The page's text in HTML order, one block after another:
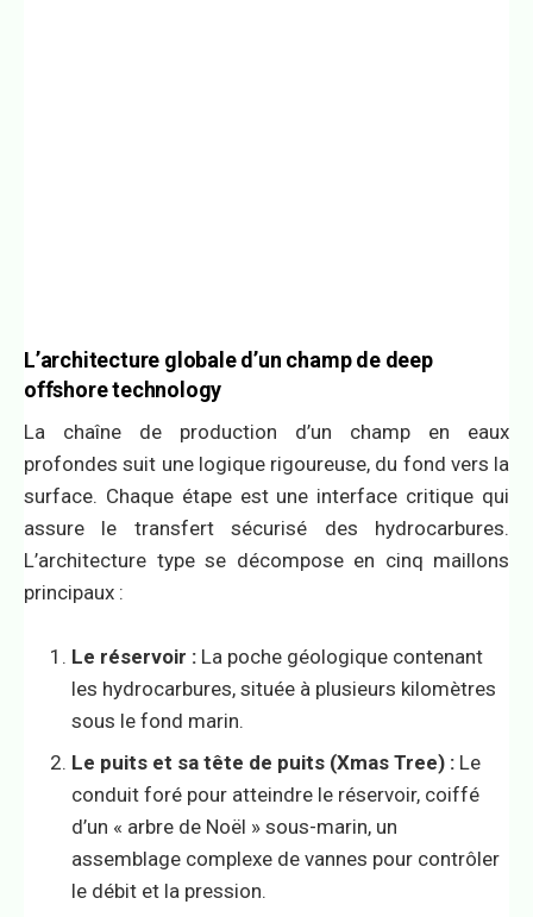
L’architecture globale d’un champ de deep
offshore technology
La chaîne de production d’un champ en eaux
profondes suit une logique rigoureuse, du fond vers la
surface. Chaque étape est une interface critique qui
assure le transfert sécurisé des hydrocarbures.
L’architecture type se décompose en cinq maillons
principaux :
Le réservoir : La poche géologique contenant
les hydrocarbures, située à plusieurs kilomètres
sous le fond marin.
Le puits et sa tête de puits (Xmas Tree) : Le
conduit foré pour atteindre le réservoir, coiffé
d’un « arbre de Noël » sous-marin, un
assemblage complexe de vannes pour contrôler
le débit et la pression.